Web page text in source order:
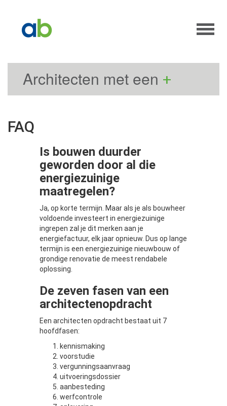
Architecten met een +
FAQ
Is bouwen duurder
geworden door al die
energiezuinige
maatregelen?
Ja, op korte termijn. Maar als je als bouwheer
voldoende investeert in energiezuinige
ingrepen zal je dit merken aan je
energiefactuur, elk jaar opnieuw. Dus op lange
termijn is een energiezuinige nieuwbouw of
grondige renovatie de meest rendabele
oplossing.
De zeven fasen van een
architectenopdracht
Een architecten opdracht bestaat uit 7
hoofdfasen:
kennismaking
voorstudie
vergunningsaanvraag
uitvoeringsdossier
aanbesteding
werfcontrole